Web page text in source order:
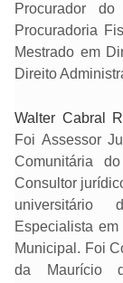
Procurador
Procuradoria
Mestrado em
Direito
Walter Cabral
Foi Assessor
Comunitária
Consultor
universitário
Especialista
Municipal. Foi
da Maurício